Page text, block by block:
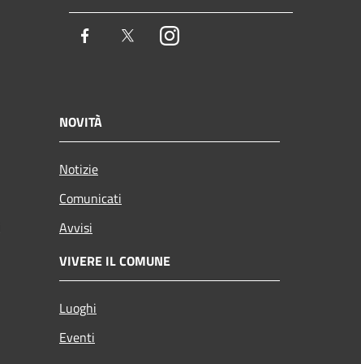
Facebook TwitterInstagram
NOVITÀ
Notizie
Comunicati
Avvisi
VIVERE IL COMUNE
Luoghi
Eventi